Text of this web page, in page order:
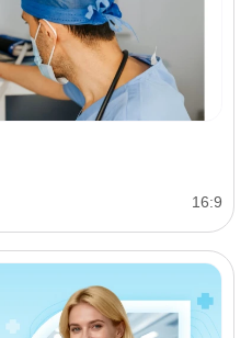
16:9